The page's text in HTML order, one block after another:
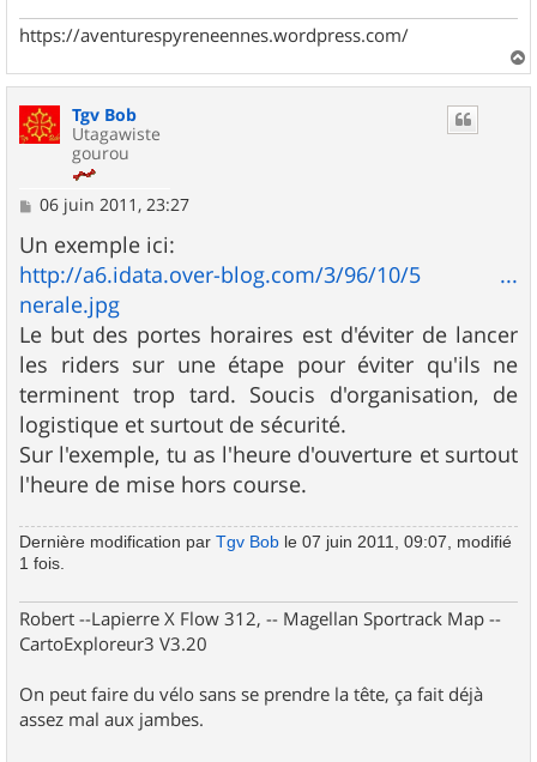
https://aventurespyreneennes.wordpress.com/
a
Tgv Bob
Utagawiste
gourou
M
s
s
a
g
e
06 juin 2011, 23:27
Un exemple ici:
http://a6.idata.over-blog.com/3/96/10/5 ...
nerale.jpg
Le but des portes horaires est d'éviter de lancer
les riders sur une étape pour éviter qu'ils ne
terminent trop tard. Soucis d'organisation, de
logistique et surtout de sécurité.
Sur l'exemple, tu as l'heure d'ouverture et surtout
l'heure de mise hors course.
Dernière modification par Tgv Bob le 07 juin 2011, 09:07, modifié
1 fois.
Robert --Lapierre X Flow 312, -- Magellan Sportrack Map --
CartoExploreur3 V3.20
On peut faire du vélo sans se prendre la tête, ça fait déjà
assez mal aux jambes.